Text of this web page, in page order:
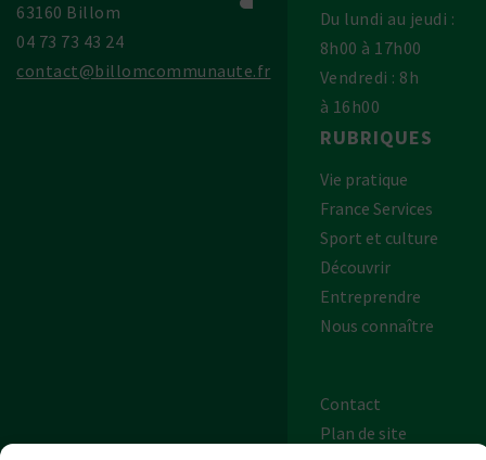
63160 Billom
04 73 73 43 24
contact@billomcommunaute.fr
Du lundi au jeudi :
8h00 à 17h00
Vendredi : 8h
à 16h00
RUBRIQUES
Vie pratique
France Services
Sport et culture
Découvrir
Entreprendre
Nous connaître
Contact
Plan de site